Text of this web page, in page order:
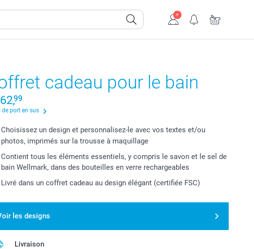
cadeau pour le bain
62,99
de port en sus
Choisissez un design et personnalisez-le avec vos textes et/ou
photos, imprimés sur la trousse à maquillage
Contient tous les éléments essentiels, y compris le savon et le sel de
bain Wellmark, dans des bouteilles en verre rechargeables
Livré dans un coffret cadeau au design élégant (certifiée FSC)
les designs
Livraison